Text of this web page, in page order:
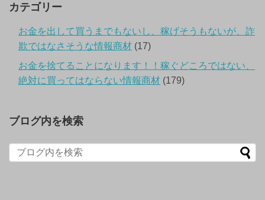
カテゴリー
お金を出して買うまでもないし、稼げそうもないが、詐
欺ではなさそうな情報商材 (17)
お金を捨てることになります！！稼ぐどころではない、
絶対に買ってはならない情報商材 (179)
ブログ内を検索